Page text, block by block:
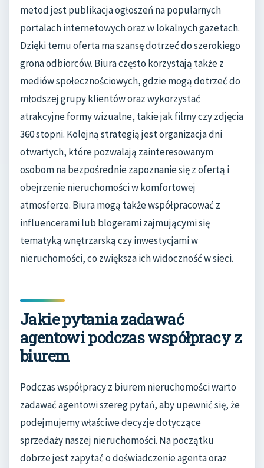
metod jest publikacja ogłoszeń na popularnych
portalach internetowych oraz w lokalnych gazetach.
Dzięki temu oferta ma szansę dotrzeć do szerokiego
grona odbiorców. Biura często korzystają także z
mediów społecznościowych, gdzie mogą dotrzeć do
młodszej grupy klientów oraz wykorzystać
atrakcyjne formy wizualne, takie jak filmy czy zdjęcia
360 stopni. Kolejną strategią jest organizacja dni
otwartych, które pozwalają zainteresowanym
osobom na bezpośrednie zapoznanie się z ofertą i
obejrzenie nieruchomości w komfortowej
atmosferze. Biura mogą także współpracować z
influencerami lub blogerami zajmującymi się
tematyką wnętrzarską czy inwestycjami w
nieruchomości, co zwiększa ich widoczność w sieci.
Jakie pytania zadawać
agentowi podczas współpracy z
biurem
Podczas współpracy z biurem nieruchomości warto
zadawać agentowi szereg pytań, aby upewnić się, że
podejmujemy właściwe decyzje dotyczące
sprzedaży naszej nieruchomości. Na początku
dobrze jest zapytać o doświadczenie agenta oraz